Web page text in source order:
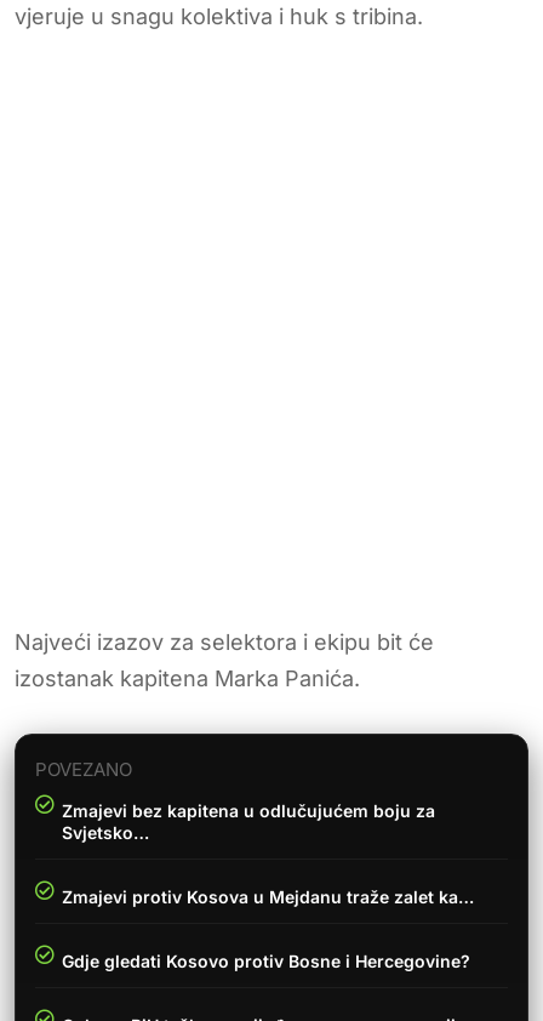
vjeruje u snagu kolektiva i huk s tribina.
Najveći izazov za selektora i ekipu bit će
izostanak kapitena Marka Panića.
POVEZANO
Zmajevi bez kapitena u odlučujućem boju za
Svjetsko…
Zmajevi protiv Kosova u Mejdanu traže zalet ka…
Gdje gledati Kosovo protiv Bosne i Hercegovine?